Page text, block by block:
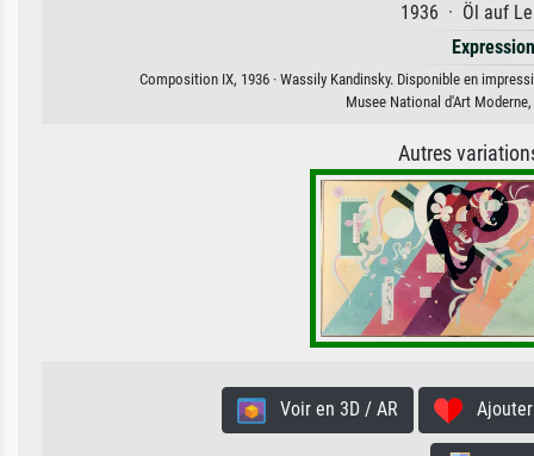
1936 · Öl auf
Composition IX, 1936 · Wassily Kandinsky. Disponible en
Musee National d'Art
Autres
Voir en 3D / AR